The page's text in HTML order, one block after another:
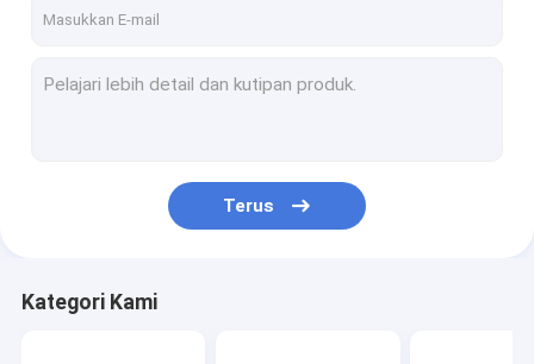
Mata Bor Ubin
Pad Poles Basah
Terus
Kategori Kami